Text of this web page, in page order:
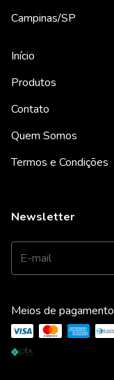
Campinas/SP
Início
Produtos
Contato
Quem Somos
Termos e Condições
Newsletter
Meios de pagamento